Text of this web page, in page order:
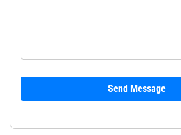
Send Message